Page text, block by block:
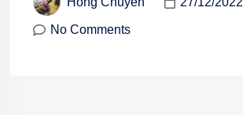
No Comments